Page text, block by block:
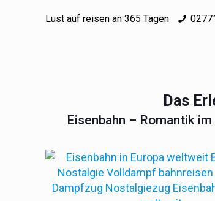
Lust auf reisen an 365 Tagen
Das
Eisenbahn – Romantik